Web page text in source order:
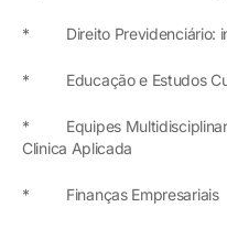
* Direito Previdenciário:
* Educação e Estudos
* Equipes
Clinica Aplicada
* Finanças Empresariais